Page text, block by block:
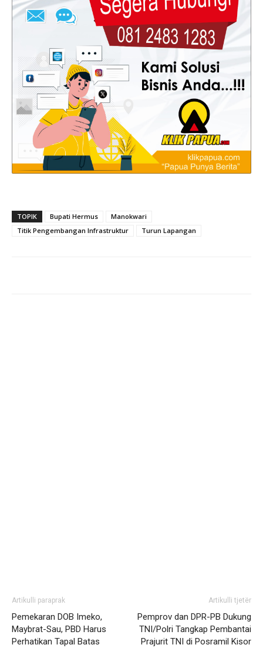
TOPIK Bupati Hermus
Manokwari
Titik Pengembangan Infrastruktur
Turun Lapangan
Artikulli paraprak
Pemekaran DOB Imeko,
Maybrat-Sau, PBD Harus
Perhatikan Tapal Batas
Artikulli tjetër
Pemprov dan DPR-PB Dukung
TNI/Polri Tangkap Pembantai
Prajurit TNI di Posramil Kisor